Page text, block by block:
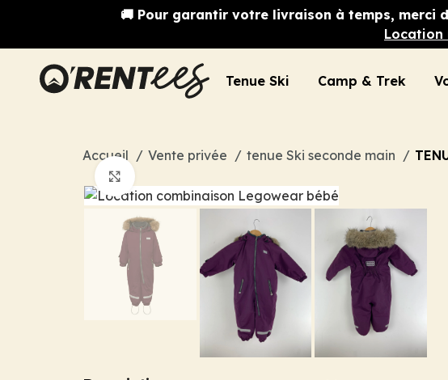
🚚 Pour garantir votre livraison à temps, merci
Location
Tenue Ski Camp & Trek
Accueil Vente privée tenue Ski seconde main